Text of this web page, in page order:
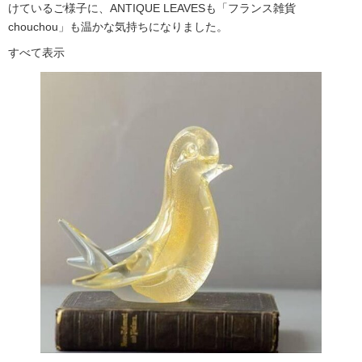
けているご様子に、ANTIQUE LEAVESも「フランス雑貨
chouchou」も温かな気持ちになりました。
すべて表示